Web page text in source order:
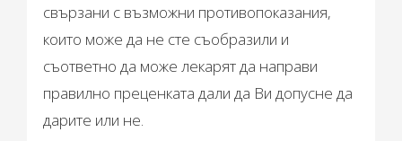
свързани с възможни противопоказания,
които може да не сте съобразили и
съответно да може лекарят да направи
правилно преценката дали да Ви допусне да
дарите или не.